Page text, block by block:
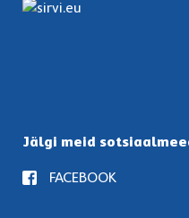
Jälgi meid
FACEBOOK